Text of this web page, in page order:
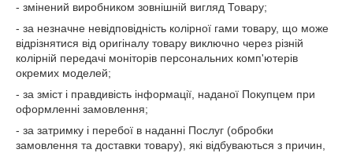
- змінений виробником зовнішній вигляд Товару;
- за незначне невідповідність колірної гами товару, що може
відрізнятися від оригіналу товару виключно через різній
колірній передачі моніторів персональних комп'ютерів
окремих моделей;
- за зміст і правдивість інформації, наданої Покупцем при
оформленні замовлення;
- за затримку і перебої в наданні Послуг (обробки
замовлення та доставки товару), які відбуваються з причин,